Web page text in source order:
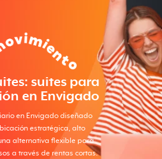
suites para
en Envigado
en Envigado diseñado
estratégica, alto
alternativa flexible para
a través de rentas cortas.